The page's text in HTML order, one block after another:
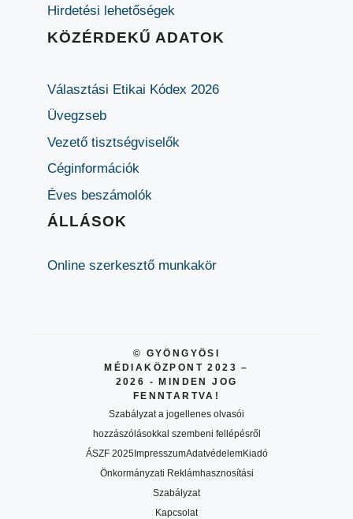
Hirdetési lehetőségek
KÖZÉRDEKŰ ADATOK
Választási Etikai Kódex 2026
Üvegzseb
Vezető tisztségviselők
Céginformációk
Éves beszámolók
ÁLLÁSOK
Online szerkesztő munkakör
© GYÖNGYÖSI
MÉDIAKÖZPONT 2023 –
2026 - MINDEN JOG
FENNTARTVA!
Szabályzat a jogellenes olvasói
hozzászólásokkal szembeni fellépésről
ÁSZF 2025ImpresszumAdatvédelemKiadó
Önkormányzati Reklámhasznosítási
Szabályzat
Kapcsolat